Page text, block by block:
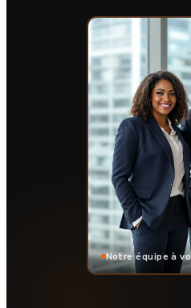
Notre équipe à